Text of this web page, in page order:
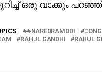
ഒരു വാക്കും
#NAREDRAMODI
RAHUL GANDHI RAHUL